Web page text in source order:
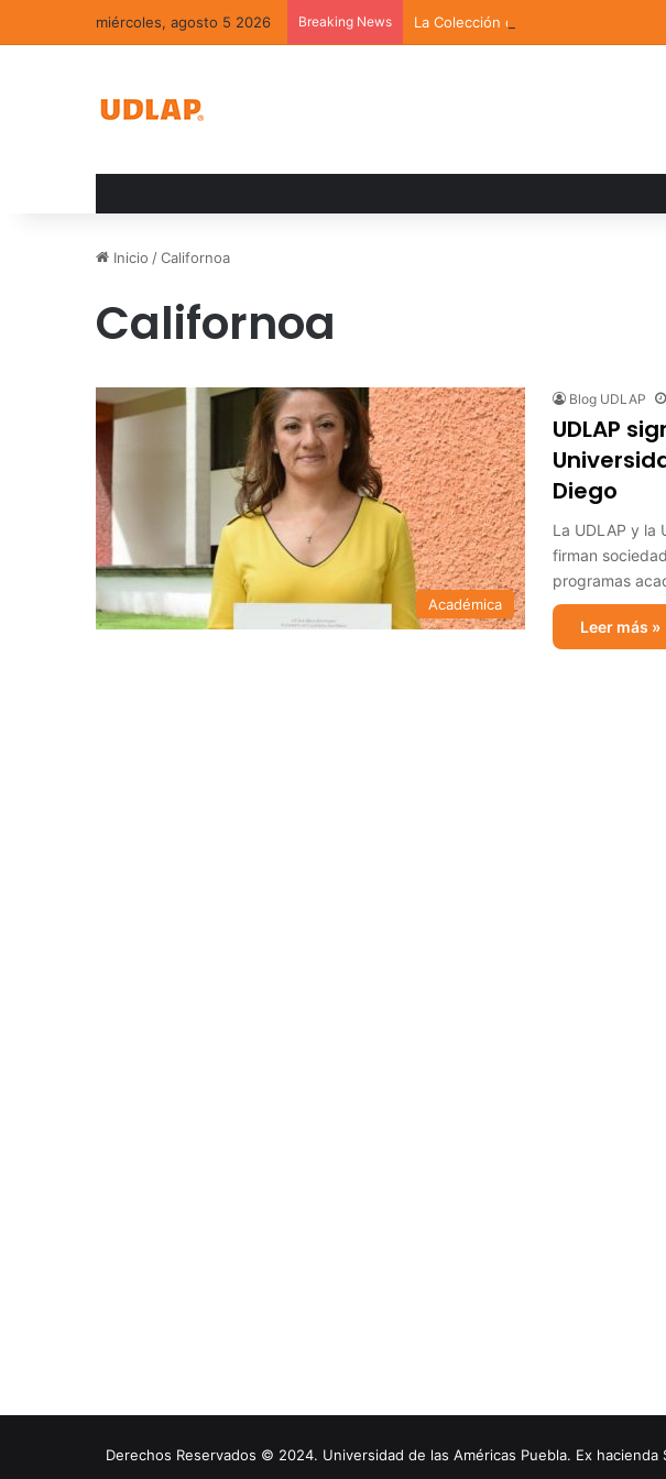
miércoles, agosto 5 2026 Breaking News La Colección de Arte UDLAP
Inicio /Californoa
Californoa
Académica
Blog UDLAP
UDLAP
Diego
La UDLAP y la
firman
programas
Leer más »
Derechos Reservados © 2024. Universidad de las Américas Puebla. Ex